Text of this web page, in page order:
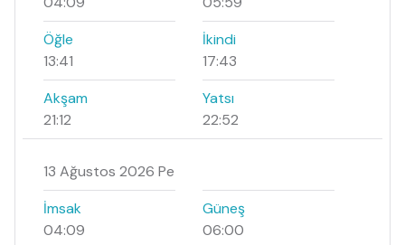
Öğle
13:41
İkindi
17:43
Akşam
21:12
Yatsı
22:52
13 Ağustos 2026 Pe
İmsak
04:09
Güneş
06:00